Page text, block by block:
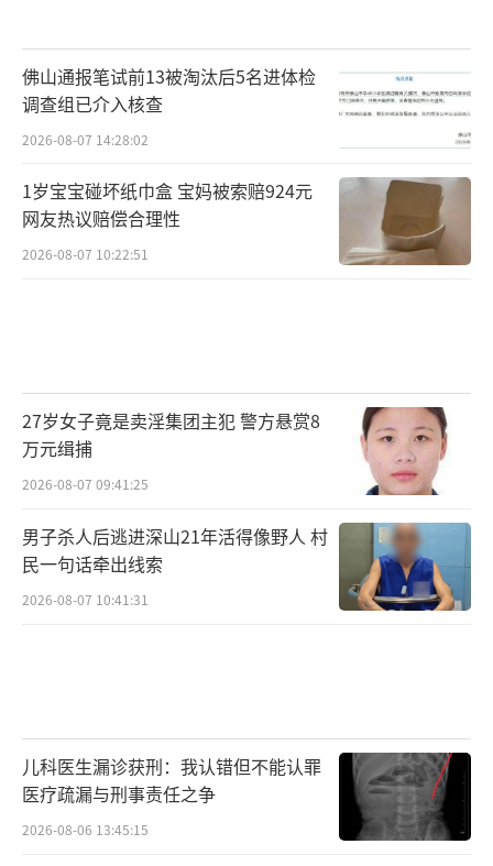
佛山通报笔试前13被淘汰后5名进体检
调查组已介入核查
2026-08-07 14:28:02
1岁宝宝碰坏纸巾盒 宝妈被索赔924元
网友热议赔偿合理性
2026-08-07 10:22:51
27岁女子竟是卖淫集团主犯 警方悬赏8
万元缉捕
2026-08-07 09:41:25
男子杀人后逃进深山21年活得像野人 村
民一句话牵出线索
2026-08-07 10:41:31
儿科医生漏诊获刑：我认错但不能认罪
医疗疏漏与刑事责任之争
2026-08-06 13:45:15